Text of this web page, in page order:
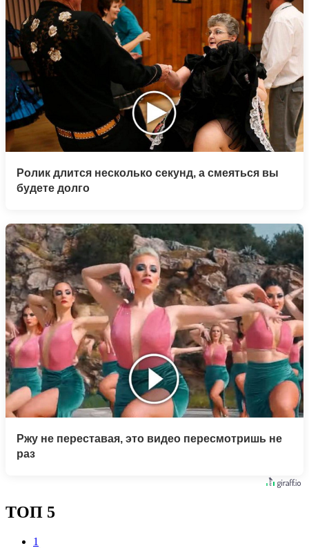
Ролик длится несколько секунд, а смеяться вы
будете долго
Ржу не переставая, это видео пересмотришь не
раз
ТОП 5
1